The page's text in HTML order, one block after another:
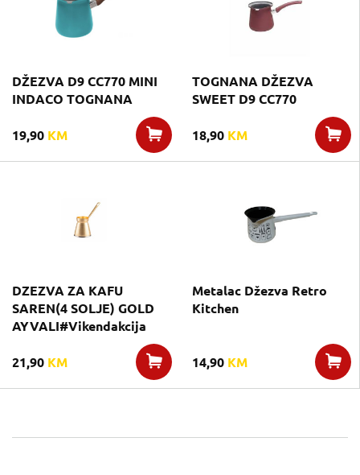
DŽEZVA D9 CC770 MINI
INDACO TOGNANA
19,90 KM
TOGNANA DŽEZVA
SWEET D9 CC770
18,90 KM
DZEZVA ZA KAFU
SAREN(4 SOLJE) GOLD
AYVALI#Vikendakcija
21,90 KM
Metalac Džezva Retro
Kitchen
14,90 KM